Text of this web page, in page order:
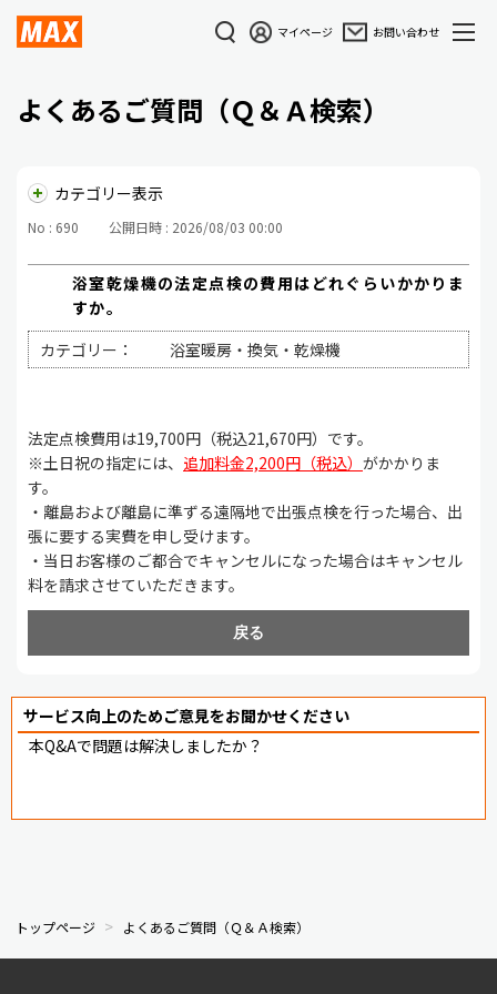
マイページ お問い合わせ
よくあるご質問（Ｑ＆Ａ検索）
カテゴリー表示
No : 690 公開日時 : 2026/08/03 00:00
浴室乾燥機の法定点検の費用はどれぐらいかかりま
すか。
カテゴリー：
浴室暖房・換気・乾燥機
法定点検費用は19,700円（税込21,670円）です。
※土日祝の指定には、 追加料金2,200円（税込） がかかりま
す。
・離島および離島に準ずる遠隔地で出張点検を行った場合、出
張に要する実費を申し受けます。
・当日お客様のご都合でキャンセルになった場合はキャンセル
料を請求させていただきます。
戻る
サービス向上のためご意見をお聞かせください
本Q&Aで問題は解決しましたか？
トップページ よくあるご質問（Ｑ＆Ａ検索）